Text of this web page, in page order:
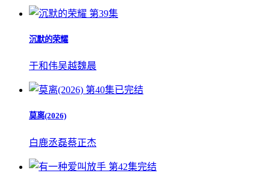
第39集
沉默的荣耀
于和伟吴越魏晨
第40集已完结
莫离(2026)
白鹿丞磊蔡正杰
第42集完结